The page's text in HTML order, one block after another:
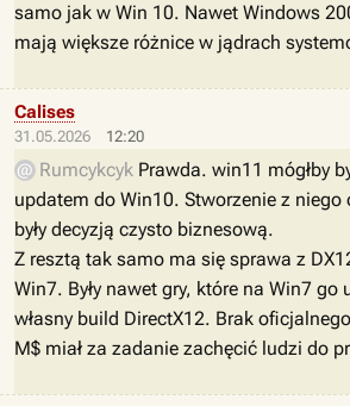
samo jak w Win 10. Nawet Windows
mają większe różnice w jądrach
31.05.2026 12:20
Calises
Rumcykcyk Prawda. win11 mógłby
updatem do Win10. Stworzenie z niego
były decyzją czysto biznesową.
Z resztą tak samo ma się sprawa z
Win7. Były nawet gry, które na Win7 go
własny build DirectX12. Brak
M$ miał za zadanie zachęcić ludzi do